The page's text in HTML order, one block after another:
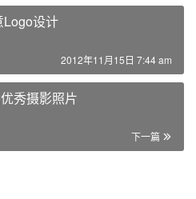
Logo设计
2012年11月15日 7:44 am
秀摄影照片
下一篇